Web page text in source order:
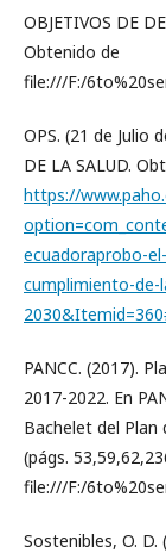
OBJETIVOS DE
Obtenido de
file:///F:/
OPS. (21 de Julio
DE LA SALUD.
https://
ecuadoraprobo-
cumplimiento-de-
PANCC. (2017).
2017-2022. En
Bachelet del Plan
(págs.
file:///F:/
Sostenibles, O.